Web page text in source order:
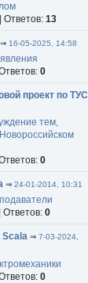
| Ответов:13
⇒16-05-2025, 14:58
0
проект по ТУС
тем,
Ответов:0
⇒24-01-2014, 10:31
| Ответов:0
⇒7-03-2024,
Ответов:0